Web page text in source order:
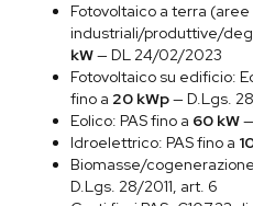
Fotovoltaico a terra (aree
industriali/produttive/
kW— DL 24/02/2023
Fotovoltaico su edificio:
fino a 20 kWp— D.Lgs.
Eolico: PAS fino a 60 kW
Idroelettrico: PAS fino a
Biomasse/
D.Lgs. 28/2011, art. 6